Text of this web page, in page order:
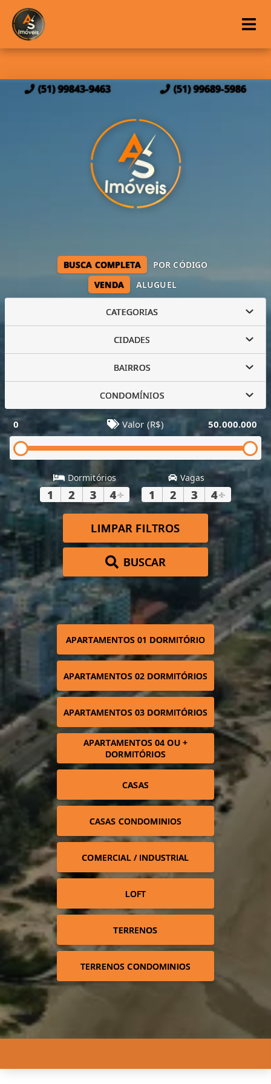
(51) 99843-9463 (51) 99689-5986
VENDA ALUGUEL
BUSCA COMPLETA POR CÓDIGO
CATEGORIAS
CIDADES
BAIRROS
CONDOMÍNIOS
0 Valor (R$) 50.000.000
Dormitórios
1 2 3 4+
Vagas
1 2 3 4+
LIMPAR FILTROS
BUSCAR
APARTAMENTOS 01 DORMITÓRIO
APARTAMENTOS 02 DORMITÓRIOS
APARTAMENTOS 03 DORMITÓRIOS
APARTAMENTOS 04 OU +
DORMITÓRIOS
CASAS
CASAS CONDOMINIOS
COMERCIAL / INDUSTRIAL
LOFT
TERRENOS
TERRENOS CONDOMINIOS